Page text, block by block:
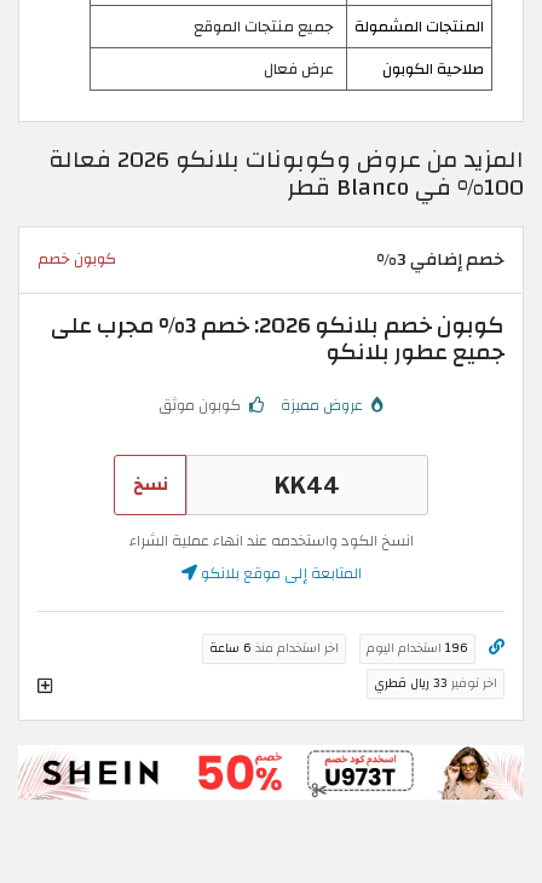
المنتجات المشمولة
جميع منتجات الموقع
صلاحية الكوبون
عرض فعال
المزيد من عروض وكوبونات بلانكو 2026 فعالة
100% في Blanco قطر
خصم إضافي 3% كوبون خصم
كوبون خصم بلانكو 2026: خصم 3% مجرب على
جميع عطور بلانكو
عروض مميزة كوبون موثق
نسخ
انسخ الكود واستخدمه عند انهاء عملية الشراء
المتابعة إلى موقع بلانكو
196 استخدام اليوم اخر استخدام منذ 6 ساعة
اخر توفير 33 ريال قطري